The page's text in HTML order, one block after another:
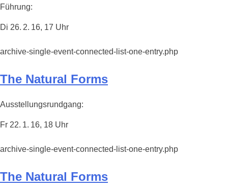
Führung:
Di 26. 2. 16, 17 Uhr
archive-single-event-connected-list-one-entry.php
The Natural Forms
Ausstellungsrundgang:
Fr 22. 1. 16, 18 Uhr
archive-single-event-connected-list-one-entry.php
The Natural Forms